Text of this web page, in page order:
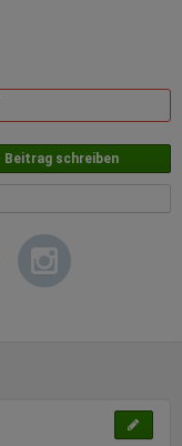
Beitrag schreiben